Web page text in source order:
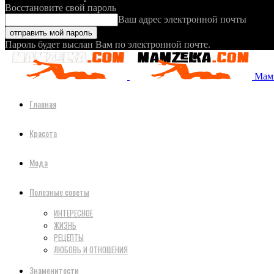
Восстановите свой пароль
Ваш адрес электронной почты
Пароль будет выслан Вам по электронной почте.
Главная
Красота
Мода
Полезные советы
ИНТЕРЕСНОЕ
ЖИЗНЬ
РЕЦЕПТЫ
ЛЮБОВЬ И ОТНОШЕНИЯ
Знаменитости